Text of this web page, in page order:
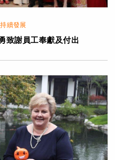
續發展
致謝員工奉獻及付出